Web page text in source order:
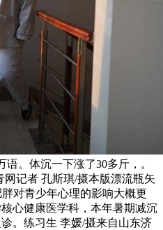
。体沉一下涨了30多斤，。
网记者 孔斯琪/摄本版漂流瓶矢
对青少年心理的影响大概更
心健康医学科，本年暑期减沉
。练习生 李媛/摄来自山东济